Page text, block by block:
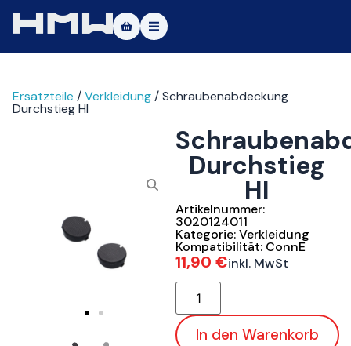
Über uns
Fahrzeuge
Testfahrt
Service
Kontakt
|EN
Ersatzteile /Verkleidung / Schraubenabdeckung
Durchstieg HI
Durchstieg
HI
Artikelnummer:
3020124011
Kategorie:Verkleidung
Kompatibilität: ConnE
11,90 €inkl. MwSt
In den Warenkorb